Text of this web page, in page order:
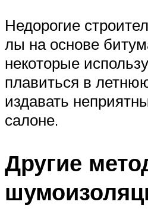
Недо­ро­гие
лы на осно­ве
неко­то­рые
пла­вить­ся в
изда­вать
салоне.
Другие